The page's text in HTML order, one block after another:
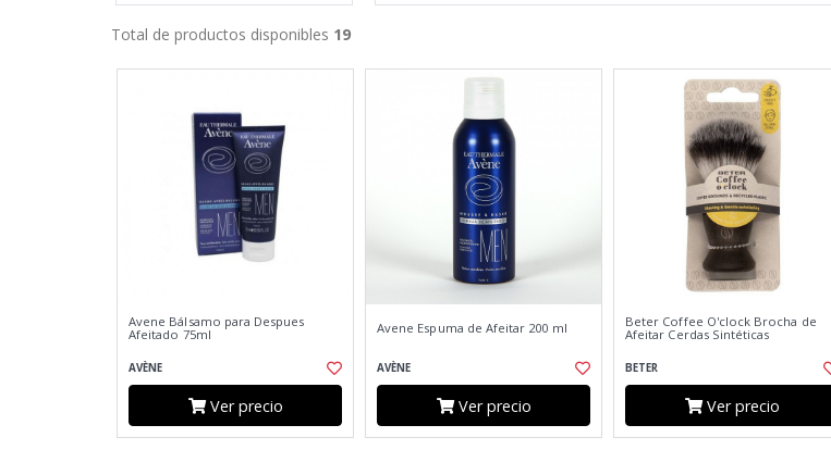
Total de productos disponibles 19
Avene Bálsamo para Despues
Afeitado 75ml
AVÈNE
Ver precio
Avene Espuma de Afeitar 200 ml
AVÈNE
Ver precio
Beter Coffee O'clock Brocha de
Afeitar Cerdas Sintéticas
BETER
Ver precio